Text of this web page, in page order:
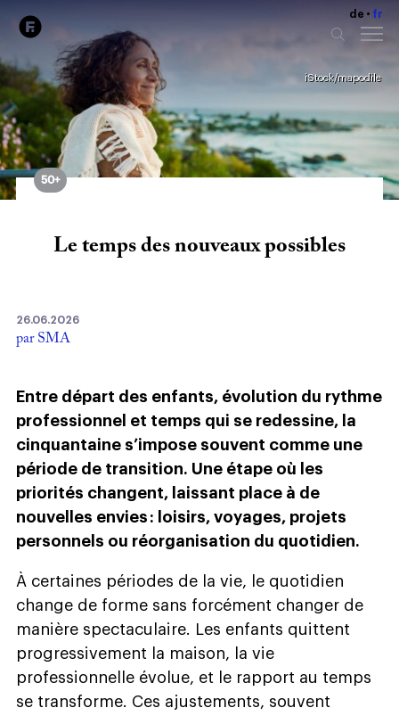
de fr
iStock/mapodile
50+
Le temps des nouveaux possibles
26.06.2026
par SMA
Entre départ des enfants, évolution du rythme
professionnel et temps qui se redessine, la
cinquantaine s’impose souvent comme une
période de transition. Une étape où les
priorités changent, laissant place à de
nouvelles envies : loisirs, voyages, projets
personnels ou réorganisation du quotidien.
À certaines périodes de la vie, le quotidien
change de forme sans forcément changer de
manière spectaculaire. Les enfants quittent
progressivement la maison, la vie
professionnelle évolue, et le rapport au temps
se transforme. Ces ajustements, souvent